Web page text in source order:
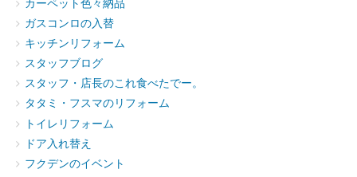
カーペット色々納品
ガスコンロの入替
キッチンリフォーム
スタッフブログ
スタッフ・店長のこれ食べたでー。
タタミ・フスマのリフォーム
トイレリフォーム
ドア入れ替え
フクデンのイベント